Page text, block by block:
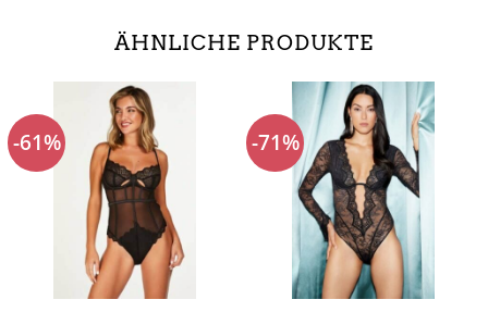
ÄHNLICHE PRODUKTE
-61% -71%